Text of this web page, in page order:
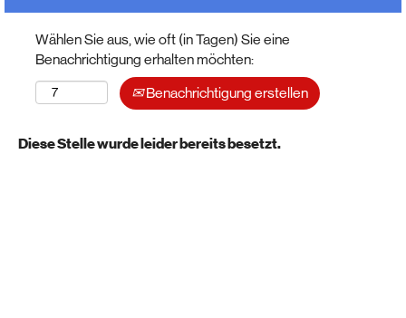
Wählen Sie aus, wie oft (in Tagen) Sie eine
Benachrichtigung erhalten möchten:
Benachrichtigung erstellen
Diese Stelle wurde leider bereits besetzt.